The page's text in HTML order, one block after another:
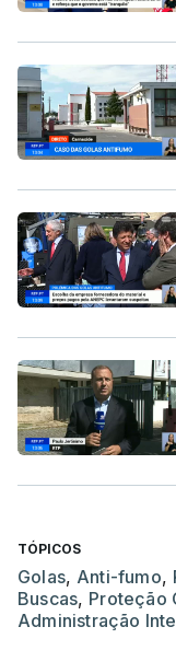
TÓPICOS
Golas, Anti-fumo,
Buscas, Proteção
Administração